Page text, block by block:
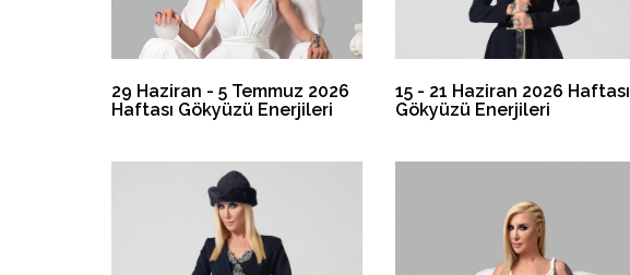
29 Haziran - 5 Temmuz 2026
Haftası Gökyüzü Enerjileri
15 - 21 Haziran 2026 Haftası
Gökyüzü Enerjileri